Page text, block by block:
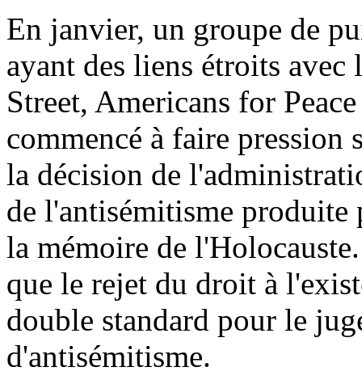
En janvier, un groupe de
ayant des liens étroits
Street, Americans for
commencé à faire
la décision de
de l'antisémitisme
la mémoire de
que le rejet du droit à
double standard pour le
d'antisémitisme.